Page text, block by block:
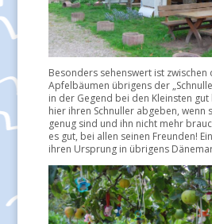
Besonders sehenswert ist zwischen
Apfelbäumen übrigens der
in der Gegend bei den Kleinsten
hier ihren Schnuller abgeben, wenn
genug sind und ihn nicht mehr
es gut, bei allen seinen Freunden!
ihren Ursprung in übrigens